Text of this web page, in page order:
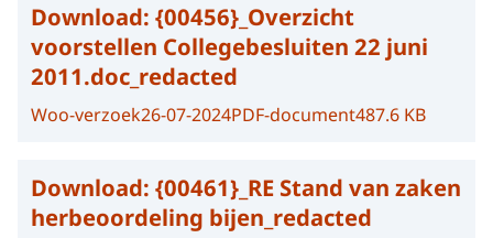
Download: {00456}_Overzicht
voorstellen Collegebesluiten 22 juni
2011.doc_redacted
Woo-verzoek26-07-2024PDF-document487.6 KB
Download: {00461}_RE Stand van zaken
herbeoordeling bijen_redacted